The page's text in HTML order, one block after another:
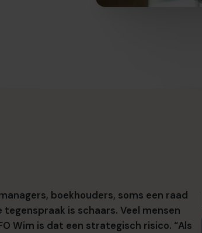
boekhouders, soms een raad
is schaars. Veel mensen
Wim is dat een strategisch risico. “Als